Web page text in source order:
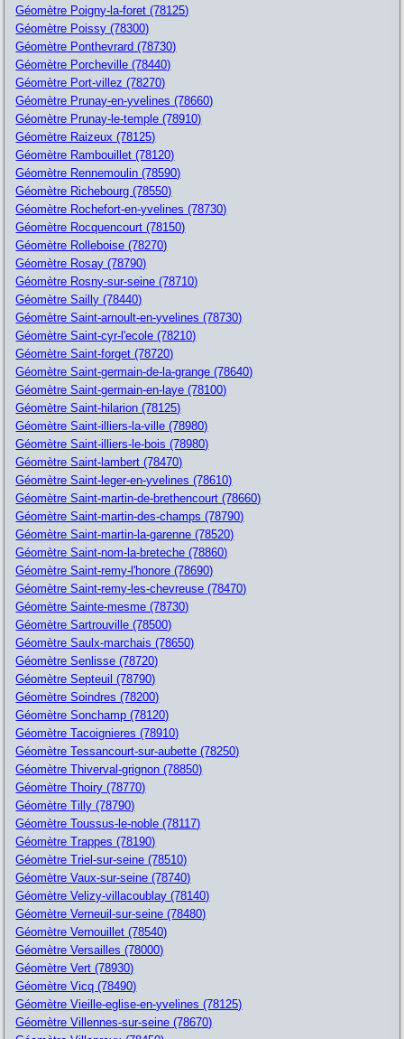
Géomètre Poigny-la-foret (78125)
Géomètre Poissy (78300)
Géomètre Ponthevrard (78730)
Géomètre Porcheville (78440)
Géomètre Port-villez (78270)
Géomètre Prunay-en-yvelines (78660)
Géomètre Prunay-le-temple (78910)
Géomètre Raizeux (78125)
Géomètre Rambouillet (78120)
Géomètre Rennemoulin (78590)
Géomètre Richebourg (78550)
Géomètre Rochefort-en-yvelines (78730)
Géomètre Rocquencourt (78150)
Géomètre Rolleboise (78270)
Géomètre Rosay (78790)
Géomètre Rosny-sur-seine (78710)
Géomètre Sailly (78440)
Géomètre Saint-arnoult-en-yvelines (78730)
Géomètre Saint-cyr-l'ecole (78210)
Géomètre Saint-forget (78720)
Géomètre Saint-germain-de-la-grange (78640)
Géomètre Saint-germain-en-laye (78100)
Géomètre Saint-hilarion (78125)
Géomètre Saint-illiers-la-ville (78980)
Géomètre Saint-illiers-le-bois (78980)
Géomètre Saint-lambert (78470)
Géomètre Saint-leger-en-yvelines (78610)
Géomètre Saint-martin-de-brethencourt (78660)
Géomètre Saint-martin-des-champs (78790)
Géomètre Saint-martin-la-garenne (78520)
Géomètre Saint-nom-la-breteche (78860)
Géomètre Saint-remy-l'honore (78690)
Géomètre Saint-remy-les-chevreuse (78470)
Géomètre Sainte-mesme (78730)
Géomètre Sartrouville (78500)
Géomètre Saulx-marchais (78650)
Géomètre Senlisse (78720)
Géomètre Septeuil (78790)
Géomètre Soindres (78200)
Géomètre Sonchamp (78120)
Géomètre Tacoignieres (78910)
Géomètre Tessancourt-sur-aubette (78250)
Géomètre Thiverval-grignon (78850)
Géomètre Thoiry (78770)
Géomètre Tilly (78790)
Géomètre Toussus-le-noble (78117)
Géomètre Trappes (78190)
Géomètre Triel-sur-seine (78510)
Géomètre Vaux-sur-seine (78740)
Géomètre Velizy-villacoublay (78140)
Géomètre Verneuil-sur-seine (78480)
Géomètre Vernouillet (78540)
Géomètre Versailles (78000)
Géomètre Vert (78930)
Géomètre Vicq (78490)
Géomètre Vieille-eglise-en-yvelines (78125)
Géomètre Villennes-sur-seine (78670)